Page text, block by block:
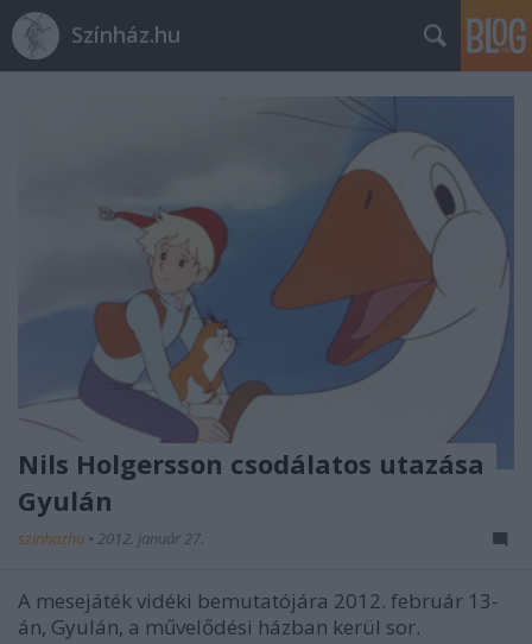
Színház.hu
Nils Holgersson csodálatos utazása
Gyulán
szinhazhu • 2012. január 27.
A mesejáték vidéki bemutatójára 2012. február 13-
án, Gyulán, a művelődési házban kerül sor.